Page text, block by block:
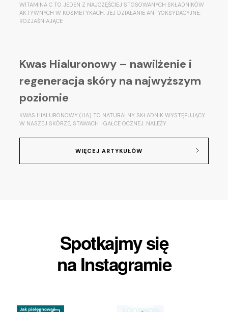
WITAMINA C TO JEDEN Z NAJCZĘŚCIEJ STOSOWANYCH SKŁADNIKÓW
AKTYWNYCH W KOSMETYKACH. JEJ DZIAŁANIE ANTYOKSYDACYJNE,
ROZJAŚNIAJĄCE
Kwas Hialuronowy – nawilżenie i
regeneracja skóry na najwyższym
poziomie
KWAS HIALURONOWY (HA) TO NATURALNY SKŁADNIK WYSTĘPUJĄCY
W NASZEJ SKÓRZE, STAWACH I GAŁCE OCZNEJ. NALEŻY
WIĘCEJ ARTYKUŁÓW
Spotkajmy się
na Instagramie